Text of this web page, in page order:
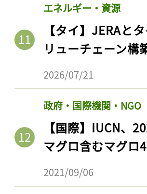
エネルギー・資源
【タイ】JERAと
リューチェーン構
2026/07/21
政府・国際機関・NGO
【国際】IUCN、
マグロ含むマグロ
2021/09/06